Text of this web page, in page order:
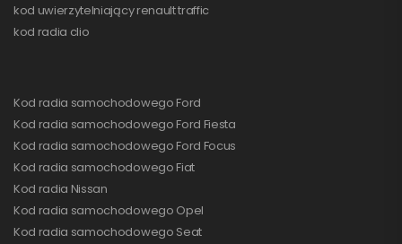
kod uwierzytelniający renault traffic
kod radia clio
Kod radia samochodowego Ford
Kod radia samochodowego Ford Fiesta
Kod radia samochodowego Ford Focus
Kod radia samochodowego Fiat
Kod radia Nissan
Kod radia samochodowego Opel
Kod radia samochodowego Seat